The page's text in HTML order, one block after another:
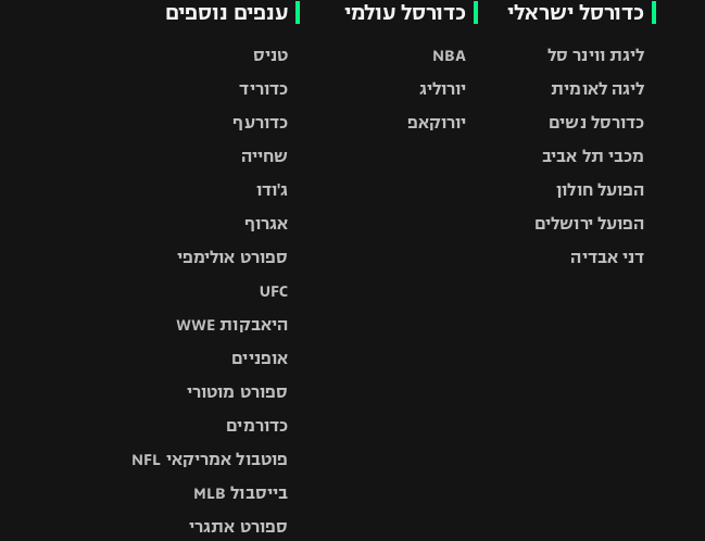
כדורסל ישראלי
ליגת ווינר סל
ליגה לאומית
כדורסל נשים
מכבי תל אביב
הפועל חולון
הפועל ירושלים
דני אבדיה
כדורסל עולמי
NBA
יורוליג
יורוקאפ
ענפים נוספים
טניס
כדוריד
כדורעף
שחייה
ג'ודו
אגרוף
ספורט אולימפי
UFC
היאבקות WWE
אופניים
ספורט מוטורי
כדורמים
פוטבול אמריקאי NFL
בייסבול MLB
ספורט אתגרי